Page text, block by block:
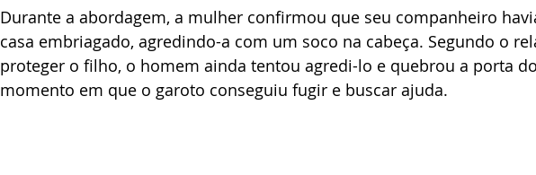
Durante a abordagem, a mulher confirmou que seu companheiro
casa embriagado, agredindo-a com um soco na cabeça. Segundo o
proteger o filho, o homem ainda tentou agredi-lo e quebrou a porta
momento em que o garoto conseguiu fugir e buscar ajuda.